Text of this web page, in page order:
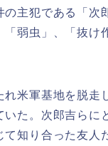
の主犯である「次
「弱虫」、「抜け
れ米軍基地を脱走
いた。次郎吉らに
知り合った友人